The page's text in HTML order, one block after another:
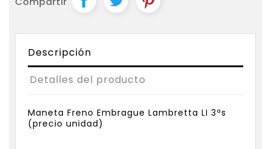
Descripción
Detalles del producto
Maneta Freno Embrague Lambretta LI 3ªs
(precio unidad)